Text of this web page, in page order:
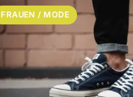
FRAUEN / MODE